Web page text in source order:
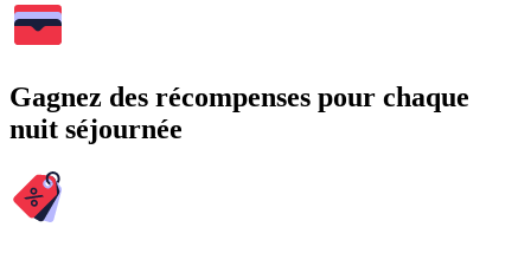
Gagnez des récompenses pour chaque
nuit séjournée